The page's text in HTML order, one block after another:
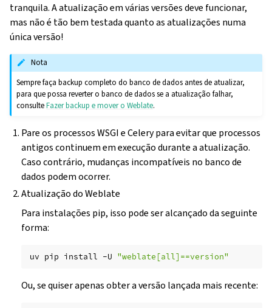
navigation of Instruções de configuração
tranquila. A atualização em várias versões deve funcionar,
mas não é tão bem testada quanto as atualizações numa
única versão!
Nota
Sempre faça backup completo do banco de dados antes de atualizar,
para que possa reverter o banco de dados se a atualização falhar,
consulteFazer backup e mover o Weblate.
Pare os processos WSGI e Celery para evitar que processos
antigos continuem em execução durante a atualização.
Caso contrário, mudanças incompatíveis no banco de
dados podem ocorrer.
Atualização do Weblate
Para instalações pip, isso pode ser alcançado da seguinte
forma:
uv pip install -U "weblate[all]==version"
Ou, se quiser apenas obter a versão lançada mais recente: